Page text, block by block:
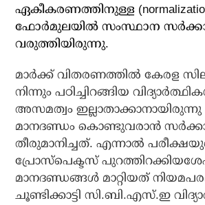
ഏകീകരണത്തിനുള്ള
ഫോർമുലയിൽ സംസ്ഥാന സർക്കാർ
വരുത്തിയിരുന്നു.
മാർക്ക് വിതരണത്തിൽ കേരള
നിന്നും പഠിച്ചിറങ്ങിയ
അസമത്വം
മാനദണ്ഡം കൊണ്ടുവരാൻ
തീരുമാനിച്ചത്. എന്നാൽ
പ്രോസ്‌പെക്ടസ്
മാനദണ്ഡങ്ങള്‍ മാറ്റിയത്
ചൂണ്ടിക്കാട്ടി സി.ബി.എസ്.ഇ